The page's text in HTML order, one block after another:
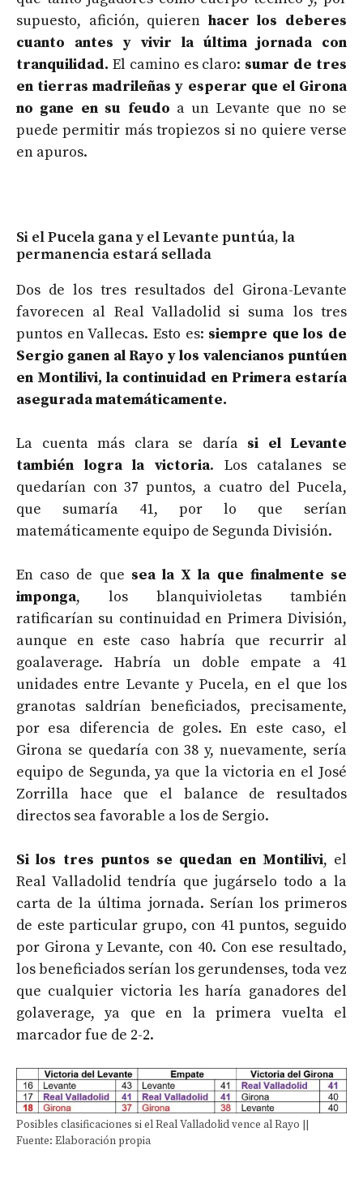
supuesto, afición, quieren hacer los deberes
cuanto antes y vivir la última jornada con
tranquilidad. El camino es claro: sumar de tres
en tierras madrileñas y esperar que el Girona
no gane en su feudo a un Levante que no se
puede permitir más tropiezos si no quiere verse
en apuros.
Si el Pucela gana y el Levante puntúa, la
permanencia estará sellada
Dos de los tres resultados del Girona-Levante
favorecen al Real Valladolid si suma los tres
puntos en Vallecas. Esto es: siempre que los de
Sergio ganen al Rayo y los valencianos puntúen
en Montilivi, la continuidad en Primera estaría
asegurada matemáticamente.
La cuenta más clara se daría si el Levante
también logra la victoria. Los catalanes se
quedarían con 37 puntos, a cuatro del Pucela,
que sumaría 41, por lo que serían
matemáticamente equipo de Segunda División.
En caso de que sea la X la que finalmente se
imponga, los blanquivioletas también
ratificarían su continuidad en Primera División,
aunque en este caso habría que recurrir al
goalaverage. Habría un doble empate a 41
unidades entre Levante y Pucela, en el que los
granotas saldrían beneficiados, precisamente,
por esa diferencia de goles. En este caso, el
Girona se quedaría con 38 y, nuevamente, sería
equipo de Segunda, ya que la victoria en el José
Zorrilla hace que el balance de resultados
directos sea favorable a los de Sergio.
Si los tres puntos se quedan en Montilivi, el
Real Valladolid tendría que jugárselo todo a la
carta de la última jornada. Serían los primeros
de este particular grupo, con 41 puntos, seguido
por Girona y Levante, con 40. Con ese resultado,
los beneficiados serían los gerundenses, toda vez
que cualquier victoria les haría ganadores del
golaverage, ya que en la primera vuelta el
marcador fue de 2-2.
Posibles clasificaciones si el Real Valladolid vence al Rayo ||
Fuente: Elaboración propia